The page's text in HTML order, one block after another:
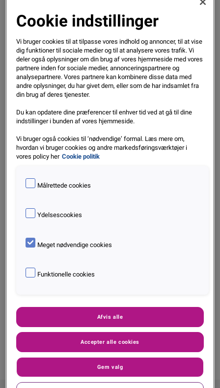
Sådan kan AI sætte skub i kundeoplevelsen hos
din virksomhed
Apr. 2024
Læs mere
svinder ind – byggeriet fortsat udfordret
Apr. 2024
Læs mere
Cookie indstillinger
Vi bruger cookies til at tilpasse vores indhold og annoncer, til at vise
dig funktioner til sociale medier og til at analysere vores trafik. Vi
deler også oplysninger om din brug af vores hjemmeside med vores
partnere inden for sociale medier, annonceringspartnere og
analysepartnere. Vores partnere kan kombinere disse data med
andre oplysninger, du har givet dem, eller som de har indsamlet fra
din brug af deres tjenester.
Du kan opdatere dine præferencer til enhver tid ved at gå til dine
indstillinger i bunden af vores hjemmeside.
Vi bruger også cookies til ‘nødvendige’ formal. Læs mere om,
hvordan vi bruger cookies og andre markedsføringsværktøjer i
vores policy her Cookie politik
Målrettede cookies
Ydelsescookies
Meget nødvendige cookies
Funktionelle cookies
Afvis alle
Accepter alle cookies
Gem valg